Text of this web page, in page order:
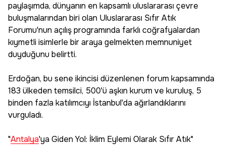
paylaşımda, dünyanın en kapsamlı uluslararası çevre
buluşmalarından biri olan Uluslararası Sıfır Atık
Forumu'nun açılış programında farklı coğrafyalardan
kıymetli isimlerle bir araya gelmekten memnuniyet
duyduğunu belirtti.
Erdoğan, bu sene ikincisi düzenlenen forum kapsamında
183 ülkeden temsilci, 500'ü aşkın kurum ve kuruluş, 5
binden fazla katılımcıyı İstanbul'da ağırlandıklarını
vurguladı.
"Antalya'ya Giden Yol: İklim Eylemi Olarak Sıfır Atık"